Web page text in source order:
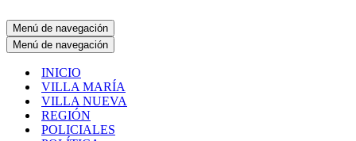
Menú de navegación
Menú de navegación
INICIO
VILLA MARÍA
VILLA NUEVA
REGIÓN
POLICIALES